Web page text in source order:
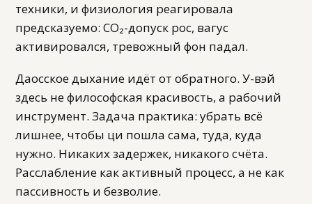
техники, и физиология реагировала
предсказуемо: CO₂-допуск рос, вагус
активировался, тревожный фон падал.
Даосское дыхание идёт от обратного. У-вэй
здесь не философская красивость, а рабочий
инструмент. Задача практика: убрать всё
лишнее, чтобы ци пошла сама, туда, куда
нужно. Никаких задержек, никакого счёта.
Расслабление как активный процесс, а не как
пассивность и безволие.